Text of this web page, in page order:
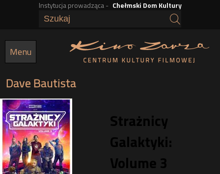
Przejdź
treści
Instytucja prowadząca - Chełmski Dom Kultury
Menu
Dave Bautista
Strażnicy
Galaktyki:
Volume 3